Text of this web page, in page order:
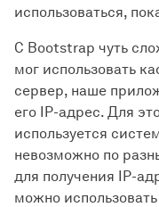
использоваться,
С Bootstrap чуть
мог использовать
сервер, наше
его IP-адрес. Для
используется
невозможно по
для получения IP-
можно